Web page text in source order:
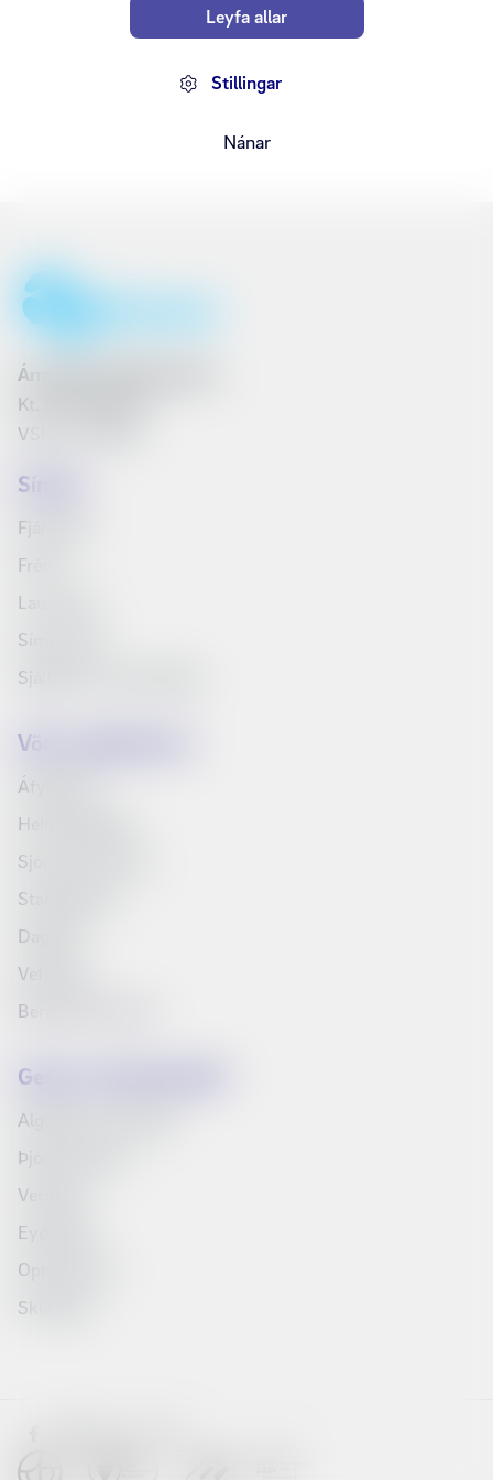
Smáralind Akureyri
Ármúli 25, 108 Reykjavík
Kt. 6801262240
VSK nr. 161790
Getum við aðstoðað?
Algengar spurningar
Þjónustuvefur
Verðskrá
Eyðublöð
Opnunartími
Skilmálar
Vörur og þjónusta
Áfyllingar
Heimilispakkar
Sjónvarp Símans
Startpakkinn
Dagskrá
Vefpóstur
Bera saman vörur
Síminn
Fjárfestar
Fréttir
Laus störf
Síminn Pay
Sjálfbærni og samfélag
Leyfa allar
Stillingar
Nánar